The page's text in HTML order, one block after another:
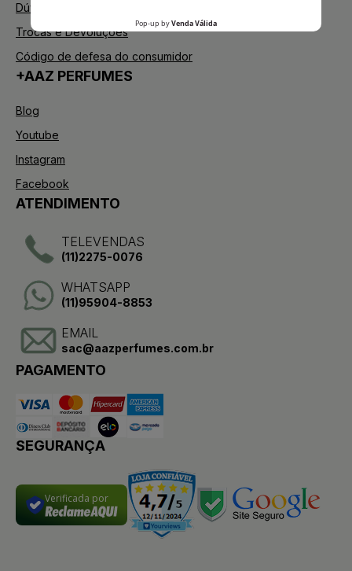
Dúvidas Frequentes
Trocas e Devoluções
Código de defesa do consumidor
+AAZ PERFUMES
Blog
Youtube
Instagram
Facebook
ATENDIMENTO
TELEVENDAS
(11)2275-0076
WHATSAPP
(11)95904-8853
EMAIL
sac@aazperfumes.com.br
PAGAMENTO
SEGURANÇA
Verificada por